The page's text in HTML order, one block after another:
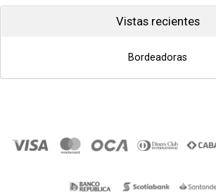
Vistas recientes
Bordeadoras